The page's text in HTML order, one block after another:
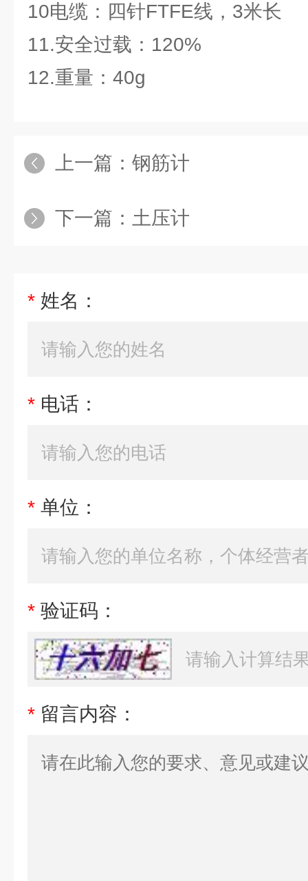
10电缆：四针FTFE线，3米长
11.安全过载：120%
12.重量：40g
上一篇： 钢筋计
下一篇： 土压计
* 姓名：
* 电话：
* 单位：
* 验证码：
* 留言内容：